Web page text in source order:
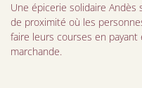
Une épicerie solidaire
de proximité où les
faire leurs courses en payant
marchande.